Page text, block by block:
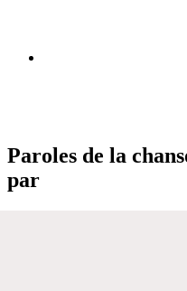
Paroles de la
par